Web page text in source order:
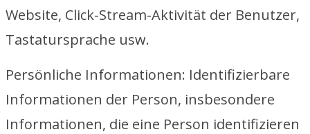
Website, Click-Stream-Aktivität der Benutzer,
Tastatursprache usw.
Persönliche Informationen: Identifizierbare
Informationen der Person, insbesondere
Informationen, die eine Person identifizieren